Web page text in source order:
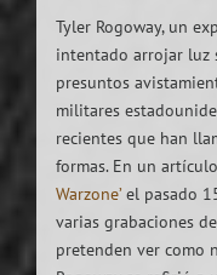
Tyler Rogoway, un
intentado arrojar luz
presuntos
militares
recientes que han
formas. En un
Warzone’el pasado
varias grabaciones
pretenden ver como